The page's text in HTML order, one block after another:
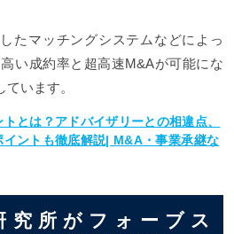
たマッチングシステムなどによっ
い成約率と超高速M&Aが可能にな
います。
とは？アドバイザリーとの相違点、
ントも徹底解説| M&A・事業承継な
究所がフォーブス